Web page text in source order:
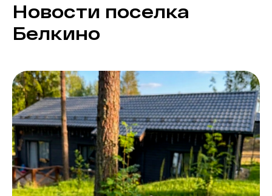
Новости поселка
Белкино